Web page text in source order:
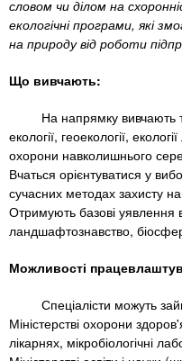
e
n
t
s
.
i
n
л
ь
н
и
з
а
к
л
а
За
словом чи ділом на
екологічні програми, які
на природу від роботи
Що вивчають:
На напрямку вивчають
екології, геоекології,
охорони навколишнього
Вчаться орієнтуватися у
сучасних методах захисту
Отримують базові
ландшафтознавство,
Можливості
Спеціалісти можуть
Міністерстві охорони
лікарнях, мікробіологічні